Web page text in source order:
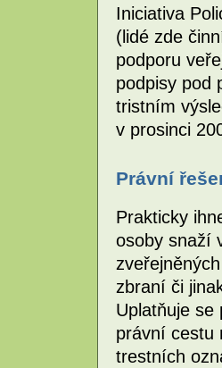
Iniciativa
(lidé zde
podporu
podpisy pod
tristním
v prosinci
Právní
Prakticky
osoby snaží
zbraní či
Uplatňuje
právní cestu
trestních